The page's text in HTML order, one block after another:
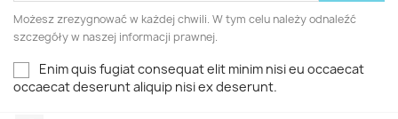
Możesz zrezygnować w każdej chwili. W tym celu należy odnaleźć
szczegóły w naszej informacji prawnej.
Enim quis fugiat consequat elit minim nisi eu occaecat
occaecat deserunt aliquip nisi ex deserunt.